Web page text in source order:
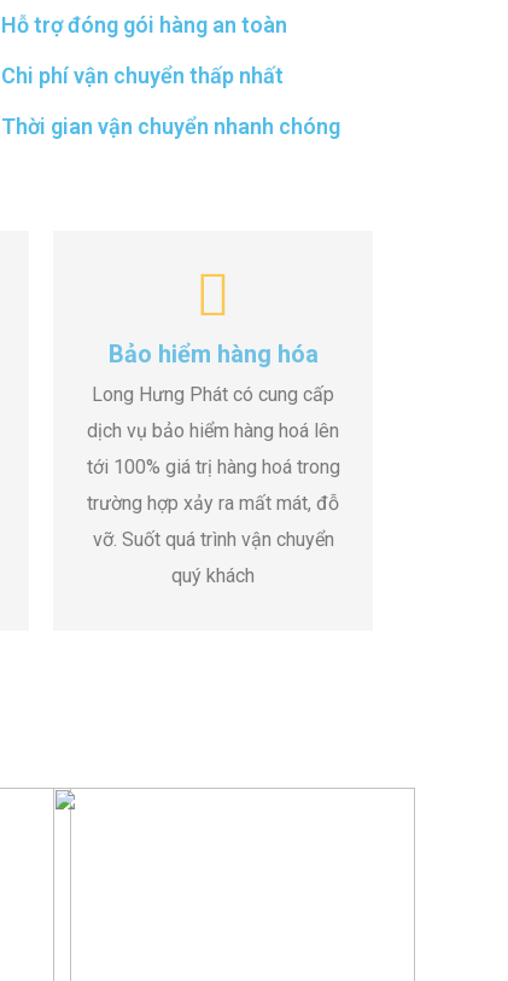
Hỗ trợ đóng gói hàng an toàn
Chi phí vận chuyển thấp nhất
Thời gian vận chuyển nhanh chóng
Bảo hiểm hàng hóa
Long Hưng Phát có cung cấp
dịch vụ bảo hiểm hàng hoá lên
tới 100% giá trị hàng hoá trong
trường hợp xảy ra mất mát, đỗ
vỡ. Suốt quá trình vận chuyển
quý khách